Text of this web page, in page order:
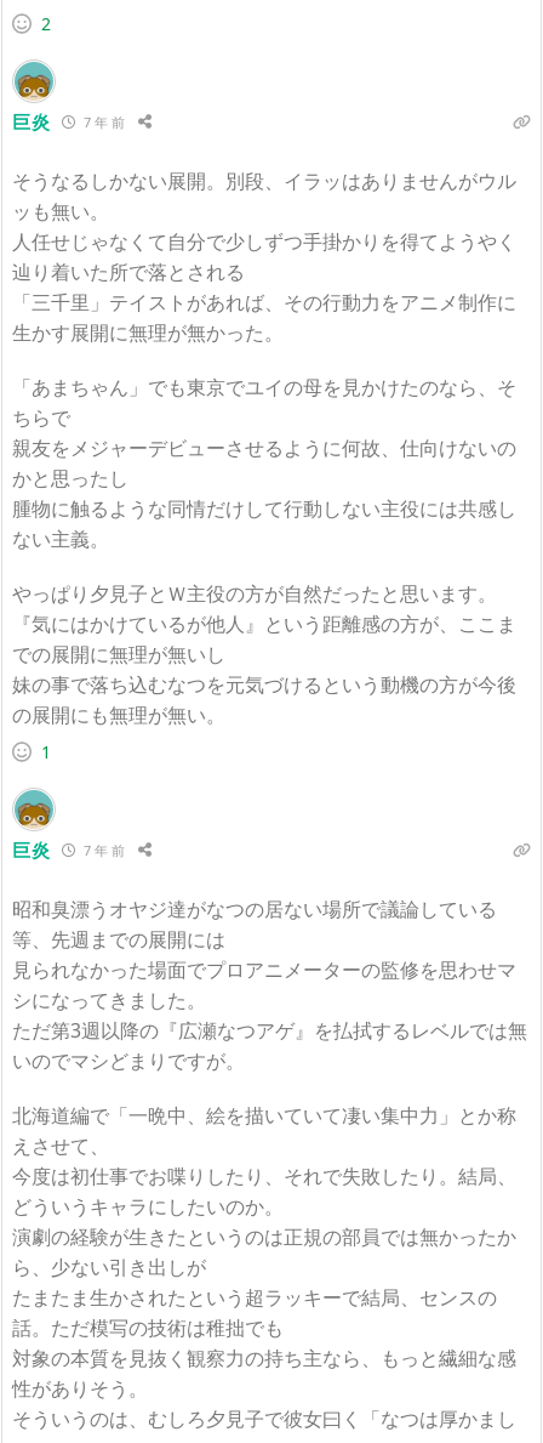
2
巨炎 7 年 前
そうなるしかない展開。別段、イラッはありませんがウル
ッも無い。
人任せじゃなくて自分で少しずつ手掛かりを得てようやく
辿り着いた所で落とされる
「三千里」テイストがあれば、その行動力をアニメ制作に
生かす展開に無理が無かった。
「あまちゃん」でも東京でユイの母を見かけたのなら、そ
ちらで
親友をメジャーデビューさせるように何故、仕向けないの
かと思ったし
腫物に触るような同情だけして行動しない主役には共感し
ない主義。
やっぱり夕見子とＷ主役の方が自然だったと思います。
『気にはかけているが他人』という距離感の方が、ここま
での展開に無理が無いし
妹の事で落ち込むなつを元気づけるという動機の方が今後
の展開にも無理が無い。
1
巨炎 7 年 前
昭和臭漂うオヤジ達がなつの居ない場所で議論している
等、先週までの展開には
見られなかった場面でプロアニメーターの監修を思わせマ
シになってきました。
ただ第3週以降の『広瀬なつアゲ』を払拭するレベルでは無
いのでマシどまりですが。
北海道編で「一晩中、絵を描いていて凄い集中力」とか称
えさせて、
今度は初仕事でお喋りしたり、それで失敗したり。結局、
どういうキャラにしたいのか。
演劇の経験が生きたというのは正規の部員では無かったか
ら、少ない引き出しが
たまたま生かされたという超ラッキーで結局、センスの
話。ただ模写の技術は稚拙でも
対象の本質を見抜く観察力の持ち主なら、もっと繊細な感
性がありそう。
そういうのは、むしろ夕見子で彼女曰く「なつは厚かまし